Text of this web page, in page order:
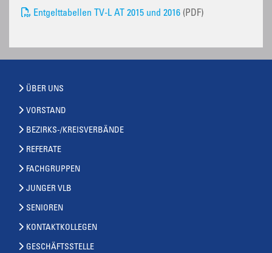
Entgelttabellen TV-L AT 2015 und 2016 (PDF)
ÜBER UNS
VORSTAND
BEZIRKS-/KREISVERBÄNDE
REFERATE
FACHGRUPPEN
JUNGER VLB
SENIOREN
KONTAKTKOLLEGEN
GESCHÄFTSSTELLE